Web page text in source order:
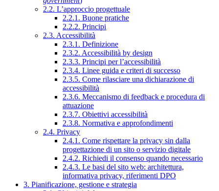
2.2. L’approccio progettuale
2.2.1. Buone pratiche
2.2.2. Principi
2.3. Accessibilità
2.3.1. Definizione
2.3.2. Accessibilità by design
2.3.3. Principi per l’accessibilità
2.3.4. Linee guida e criteri di successo
2.3.5. Come rilasciare una dichiarazione di
accessibilità
2.3.6. Meccanismo di feedback e procedura di
attuazione
2.3.7. Obiettivi accessibilità
2.3.8. Normativa e approfondimenti
2.4. Privacy
2.4.1. Come rispettare la privacy sin dalla
progettazione di un sito o servizio digitale
2.4.2. Richiedi il consenso quando necessario
2.4.3. Le basi del sito web: architettura,
informativa privacy, riferimenti DPO
3. Pianificazione, gestione e strategia